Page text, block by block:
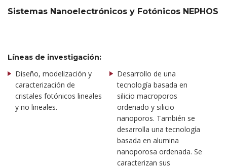
Sistemas Nanoelectrónicos y Fotónicos NEPHOS
Líneas de investigación:
Diseño, modelización y
caracterización de
cristales fotónicos lineales
y no lineales.
Desarrollo de una
tecnología basada en
silicio macroporos
ordenado y silicio
nanoporos. También se
desarrolla una tecnología
basada en alumina
nanoporosa ordenada. Se
caracterizan sus